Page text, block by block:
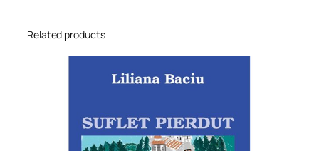
Related products